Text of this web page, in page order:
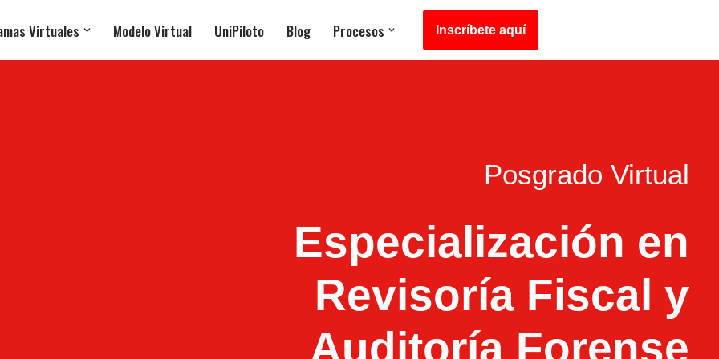
Virtuales Modelo Virtual UniPiloto Blog Procesos Inscríbete aquí
Posgrado Virtual
Especialización en
Revisoría Fiscal y
Auditoría Forense